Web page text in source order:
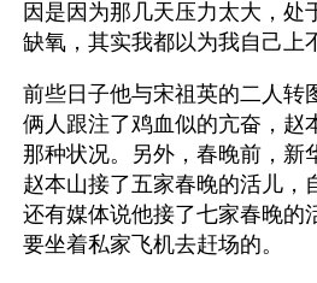
因是因为那几天压力太大，处
缺氧，其实我都以为我自己上
前些日子他与宋祖英的二人转
俩人跟注了鸡血似的亢奋，赵
那种状况。另外，春晚前，新
赵本山接了五家春晚的活儿，
还有媒体说他接了七家春晚的
要坐着私家飞机去赶场的。